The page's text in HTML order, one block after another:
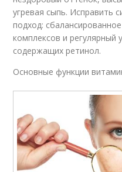
угревая сыпь. Исправить
подход:
комплексов и регулярный
содержащих ретинол.
Основные функции